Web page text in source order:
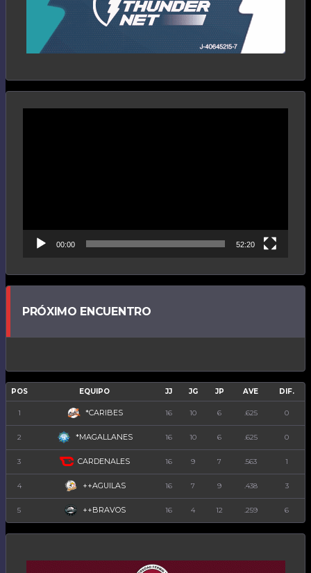
00:00 52:20
PRÓXIMO ENCUENTRO
POS EQUIPO JJ JG JP AVE DIF.
1 *CARIBES 16 10 6 .625 0
2 *MAGALLANES 16 10 6 .625 0
3 CARDENALES 16 9 7 .563 1
4 ++AGUILAS 16 7 9 .438 3
5 ++BRAVOS 16 4 12 .259 6